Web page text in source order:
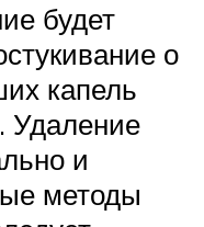
будет
о
капель
Удаление
и
методы